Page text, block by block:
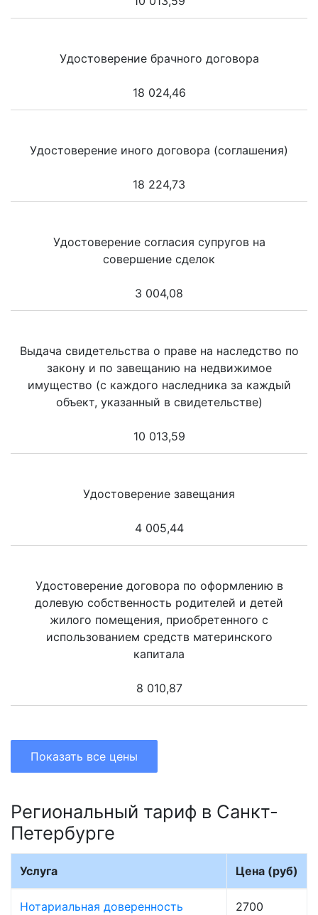
Удостоверение брачного договора
18 024,46
Удостоверение иного договора (соглашения)
18 224,73
Удостоверение согласия супругов на
совершение сделок
3 004,08
Выдача свидетельства о праве на наследство по
закону и по завещанию на недвижимое
имущество (с каждого наследника за каждый
объект, указанный в свидетельстве)
10 013,59
Удостоверение завещания
4 005,44
Удостоверение договора по оформлению в
долевую собственность родителей и детей
жилого помещения, приобретенного с
использованием средств материнского
капитала
8 010,87
Показать все цены
Региональный тариф в Санкт-
Петербурге
Услуга Цена (руб)
Нотариальная доверенность 2700